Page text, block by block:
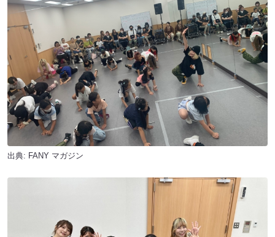
出典: FANY マガジン